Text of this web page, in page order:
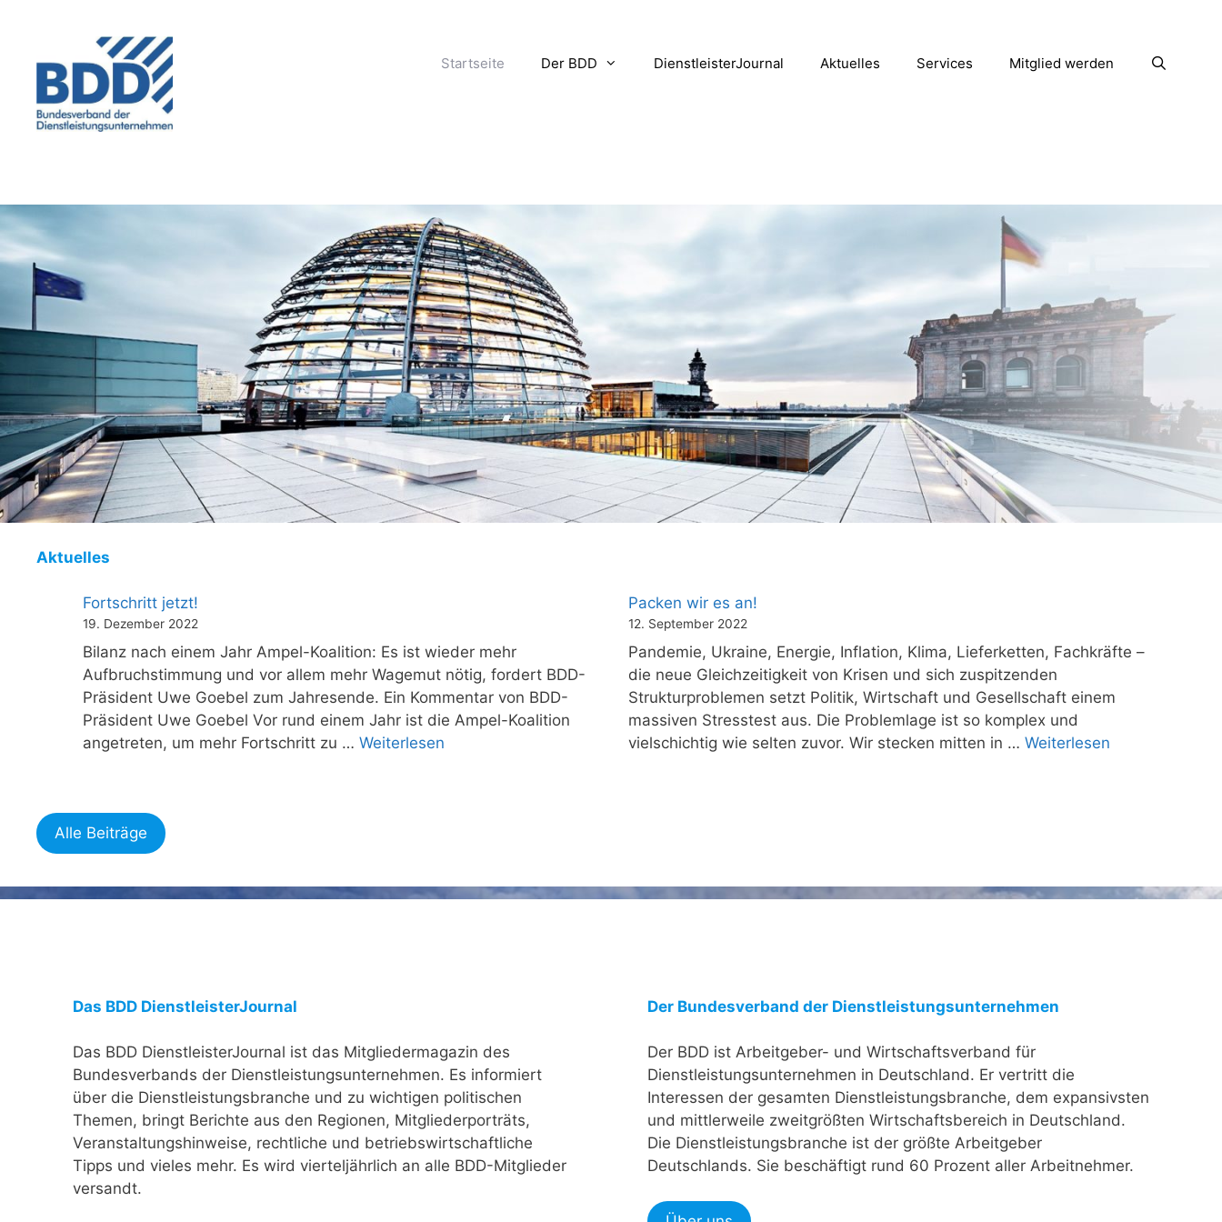
Startseite Der BDD DienstleisterJournal Aktuelles Services Mitglied werden
Aktuelles
Fortschritt jetzt!
19. Dezember 2022
Bilanz nach einem Jahr Ampel-Koalition: Es ist wieder mehr
Aufbruchstimmung und vor allem mehr Wagemut nötig, fordert BDD-
Präsident Uwe Goebel zum Jahresende. Ein Kommentar von BDD-
Präsident Uwe Goebel Vor rund einem Jahr ist die Ampel-Koalition
angetreten, um mehr Fortschritt zu … Weiterlesen
Packen wir es an!
12. September 2022
Pandemie, Ukraine, Energie, Inflation, Klima, Lieferketten, Fachkräfte –
die neue Gleichzeitigkeit von Krisen und sich zuspitzenden
Strukturproblemen setzt Politik, Wirtschaft und Gesellschaft einem
massiven Stresstest aus. Die Problemlage ist so komplex und
vielschichtig wie selten zuvor. Wir stecken mitten in …Weiterlesen
Alle Beiträge
Das BDD DienstleisterJournal
Das BDD DienstleisterJournal ist das Mitgliedermagazin des
Bundesverbands der Dienstleistungsunternehmen. Es informiert
über die Dienstleistungsbranche und zu wichtigen politischen
Themen, bringt Berichte aus den Regionen, Mitgliederporträts,
Veranstaltungshinweise, rechtliche und betriebswirtschaftliche
Tipps und vieles mehr. Es wird vierteljährlich an alle BDD-Mitglieder
versandt.
Der Bundesverband der Dienstleistungsunternehmen
Der BDD ist Arbeitgeber- und Wirtschaftsverband für
Dienstleistungsunternehmen in Deutschland. Er vertritt die
Interessen der gesamten Dienstleistungsbranche, dem expansivsten
und mittlerweile zweitgrößten Wirtschaftsbereich in Deutschland.
Die Dienstleistungsbranche ist der größte Arbeitgeber
Deutschlands. Sie beschäftigt rund 60 Prozent aller Arbeitnehmer.